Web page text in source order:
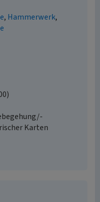
Hammerwerk
Karten